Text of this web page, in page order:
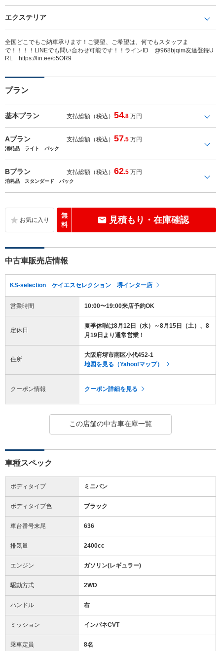
エクステリア
全国どこでもご納車承ります！ご要望、ご希望は、何でもスタッフま
で！！！！LINEでも問い合わせ可能です！！ラインID @968bjqim友達登録U
RL https://lin.ee/o5OR9
プラン
基本プラン 支払総額（税込）54.8 万円
Aプラン 支払総額（税込）57.5 万円
消耗品 ライト パック
Bプラン 支払総額（税込）62.5 万円
消耗品 スタンダード パック
無
料
見積もり・在庫確認
中古車販売店情報
KS-selection ケイエスセレクション 堺インター店
営業時間 10:00〜19:00来店予約OK
定休日
夏季休暇は8月12日（水）～8月15日（土）、8
月19日より通常営業！
住所
大阪府堺市南区小代452-1
地図を見る（Yahoo!マップ）
クーポン情報 クーポン詳細を見る
この店舗の中古車在庫一覧
車種スペック
ボディタイプ ミニバン
ボディタイプ色 ブラック
車台番号末尾 636
排気量 2400cc
エンジン ガソリン(レギュラー)
駆動方式 2WD
ハンドル 右
ミッション インパネCVT
乗車定員 8名